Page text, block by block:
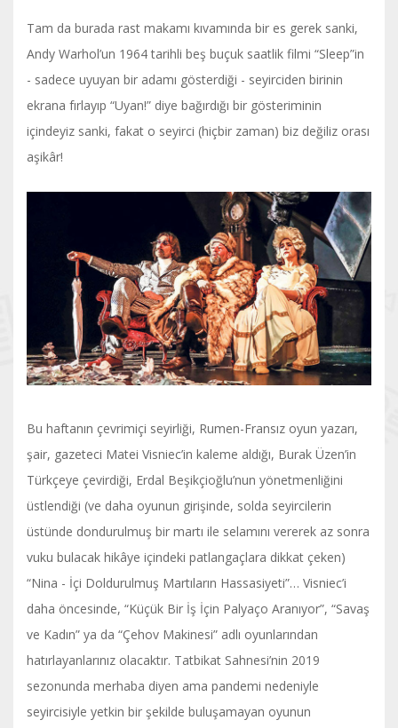
Tam da burada rast makamı kıvamında bir es gerek sanki,
Andy Warhol’un 1964 tarihli beş buçuk saatlik filmi “Sleep”in
- sadece uyuyan bir adamı gösterdiği - seyirciden birinin
ekrana fırlayıp “Uyan!” diye bağırdığı bir gösteriminin
içindeyiz sanki, fakat o seyirci (hiçbir zaman) biz değiliz orası
aşikâr!
Bu haftanın çevrimiçi seyirliği, Rumen-Fransız oyun yazarı,
şair, gazeteci Matei Visniec’in kaleme aldığı, Burak Üzen’in
Türkçeye çevirdiği, Erdal Beşikçioğlu’nun yönetmenliğini
üstlendiği (ve daha oyunun girişinde, solda seyircilerin
üstünde dondurulmuş bir martı ile selamını vererek az sonra
vuku bulacak hikâye içindeki patlangaçlara dikkat çeken)
“Nina - İçi Doldurulmuş Martıların Hassasiyeti”… Visniec’i
daha öncesinde, “Küçük Bir İş İçin Palyaço Aranıyor”, “Savaş
ve Kadın” ya da “Çehov Makinesi” adlı oyunlarından
hatırlayanlarınız olacaktır. Tatbikat Sahnesi’nin 2019
sezonunda merhaba diyen ama pandemi nedeniyle
seyircisiyle yetkin bir şekilde buluşamayan oyunun